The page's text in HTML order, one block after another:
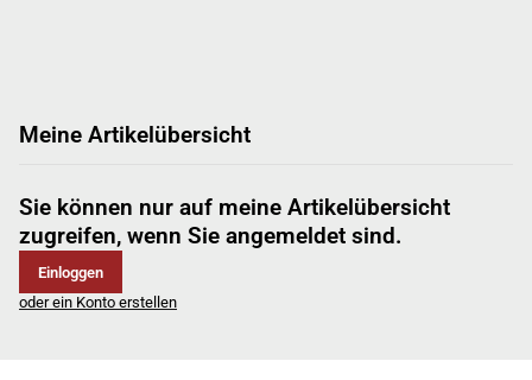
Meine Artikelübersicht
Sie können nur auf meine Artikelübersicht
zugreifen, wenn Sie angemeldet sind.
Einloggen
oder ein Konto erstellen